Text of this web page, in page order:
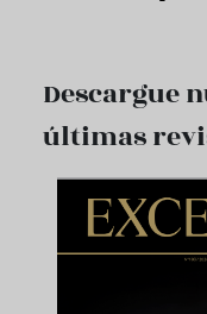
Descargue
últimas